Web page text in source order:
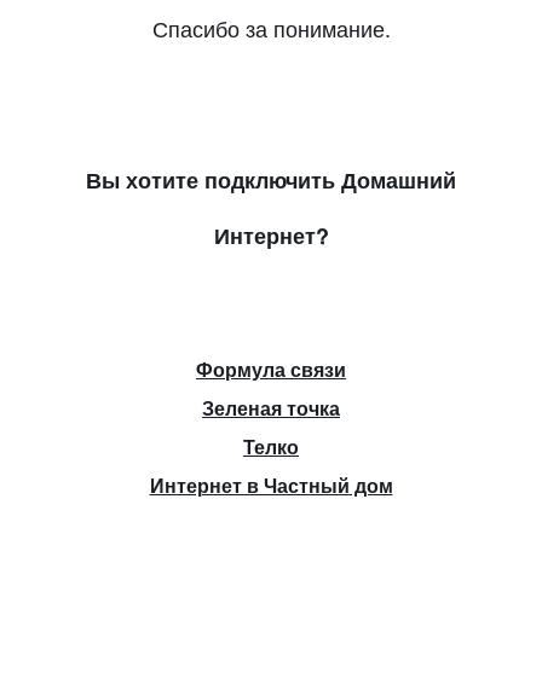
Спасибо за понимание.
Вы хотите подключить Домашний
Интернет?
Формула связи
Зеленая точка
Телко
Интернет в Частный дом